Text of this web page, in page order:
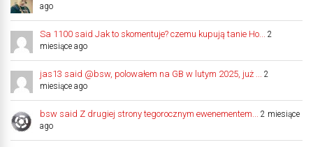
ago
Sa 1100 said Jak to skomentuje? czemu kupują tanie Ho...
2
miesiące ago
jas13 said @bsw, polowałem na GB w lutym 2025, już ...
2
miesiące ago
bsw said Z drugiej strony tegorocznym ewenementem...
2 miesiące
ago